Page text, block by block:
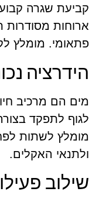
קביעת שגרה
ארוחות מסודרות
פתאומי. מומלץ
הידרציה
מים הם מרכיב
לגוף לתפקד
ולתנאי האקלים.
שילוב